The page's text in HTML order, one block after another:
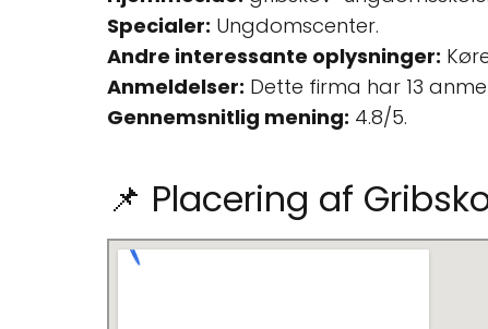
Specialer: Ungdomscenter.
Andre interessante oplysninger:
Anmeldelser: Dette firma har 13
Gennemsnitlig mening: 4.8/5.
📌 Placering af